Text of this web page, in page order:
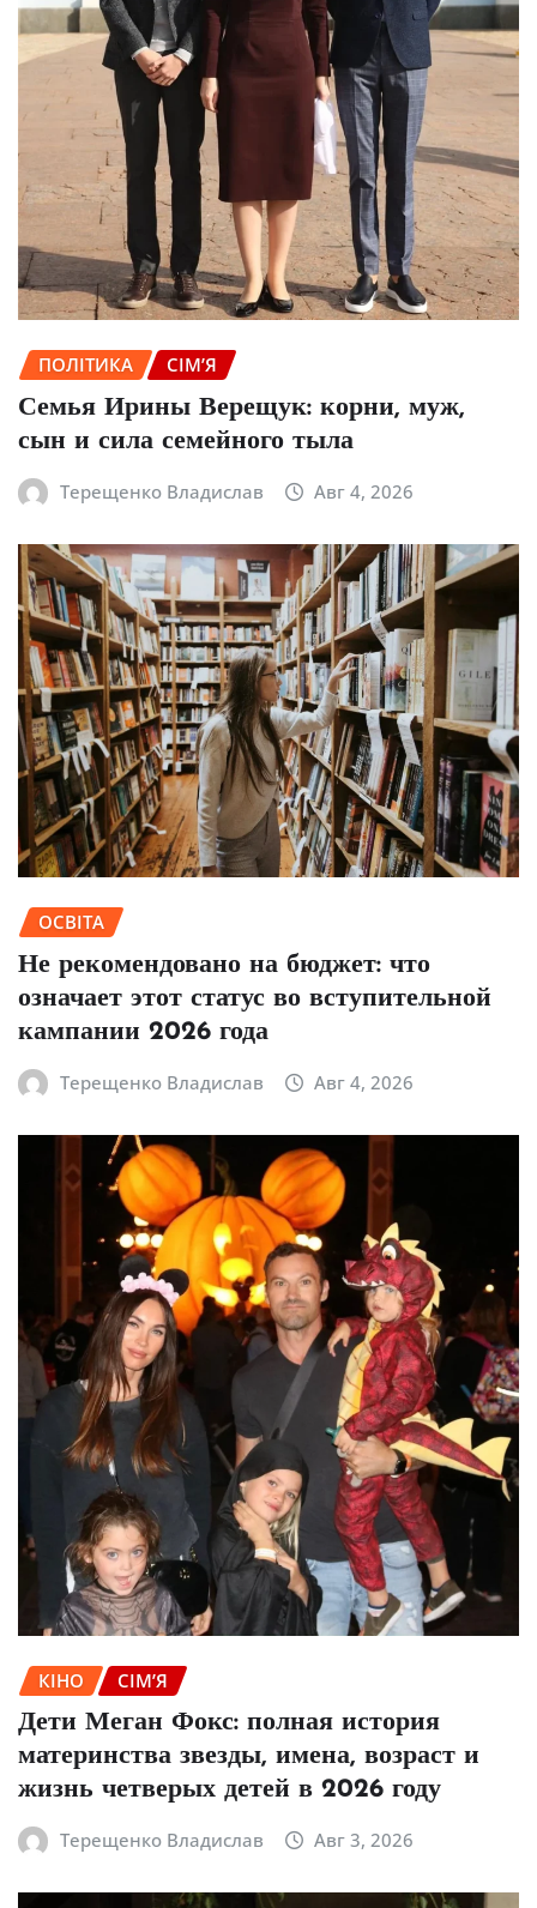
ПОЛІТИКА СІМ’Я
Семья Ирины Верещук: корни, муж,
сын и сила семейного тыла
Терещенко Владислав Авг 4, 2026
ОСВІТА
Не рекомендовано на бюджет: что
означает этот статус во вступительной
кампании 2026 года
Терещенко Владислав Авг 4, 2026
КІНО СІМ’Я
Дети Меган Фокс: полная история
материнства звезды, имена, возраст и
жизнь четверых детей в 2026 году
Терещенко Владислав Авг 3, 2026